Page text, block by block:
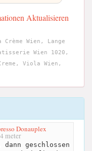
Aktualisieren
Crème Wien, Lange
Wien 1020,
Viola Wien,
Donauplex
meter
geschlossen